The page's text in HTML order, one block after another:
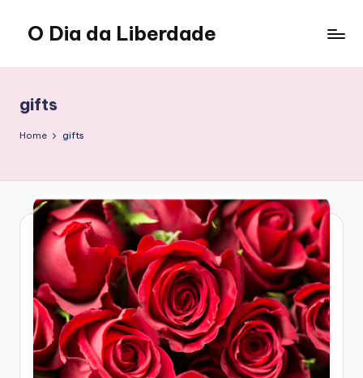
content
O Dia da Liberdade
Lifestyle
gifts
Home gifts